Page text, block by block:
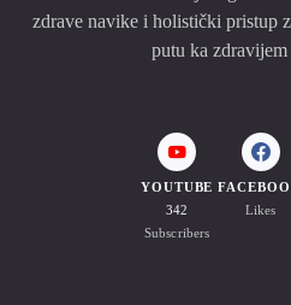
zdrave navike i holistički pristup
putu ka
YOUTUBE
342
Subscribers
Likes